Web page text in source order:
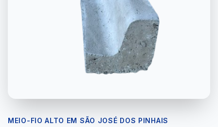
MEIO-FIO ALTO EM SÃO JOSÉ DOS PINHAIS